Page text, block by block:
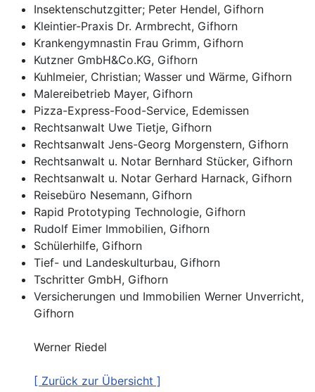
Insektenschutzgitter; Peter Hendel, Gifhorn
Kleintier-Praxis Dr. Armbrecht, Gifhorn
Krankengymnastin Frau Grimm, Gifhorn
Kutzner GmbH&Co.KG, Gifhorn
Kuhlmeier, Christian; Wasser und Wärme, Gifhorn
Malereibetrieb Mayer, Gifhorn
Pizza-Express-Food-Service, Edemissen
Rechtsanwalt Uwe Tietje, Gifhorn
Rechtsanwalt Jens-Georg Morgenstern, Gifhorn
Rechtsanwalt u. Notar Bernhard Stücker, Gifhorn
Rechtsanwalt u. Notar Gerhard Harnack, Gifhorn
Reisebüro Nesemann, Gifhorn
Rapid Prototyping Technologie, Gifhorn
Rudolf Eimer Immobilien, Gifhorn
Schülerhilfe, Gifhorn
Tief- und Landeskulturbau, Gifhorn
Tschritter GmbH, Gifhorn
Versicherungen und Immobilien Werner Unverricht,
Gifhorn
Werner Riedel
[ Zurück zur Übersicht ]